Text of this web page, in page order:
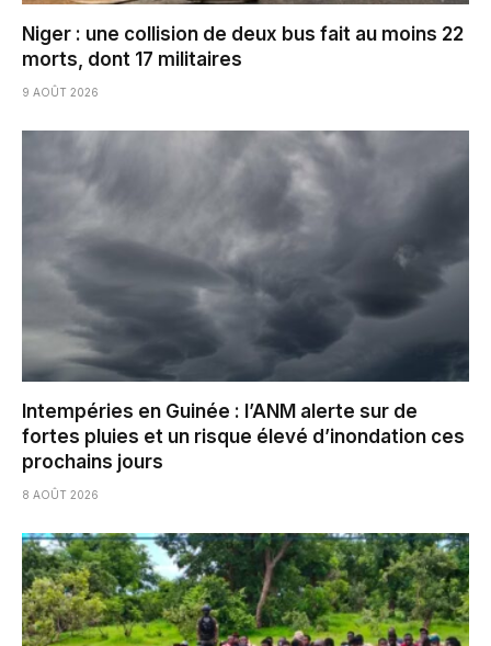
Niger : une collision de deux bus fait au moins 22
morts, dont 17 militaires
9 AOÛT 2026
Intempéries en Guinée : l’ANM alerte sur de
fortes pluies et un risque élevé d’inondation ces
prochains jours
8 AOÛT 2026